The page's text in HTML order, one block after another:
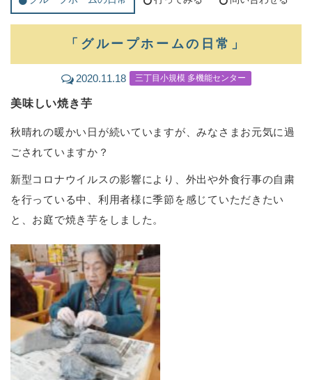
「グループホームの日常」
2020.11.18 三丁目小規模 多機能センター
美味しい焼き芋
秋晴れの暖かい日が続いていますが、みなさまお元気に過
ごされていますか？
新型コロナウイルスの影響により、外出や外食行事の自粛
を行っている中、利用者様に季節を感じていただきたい
と、お庭で焼き芋をしました。